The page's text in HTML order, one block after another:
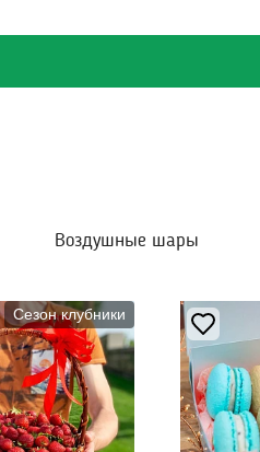
Воздушные шары
Сезон клубники